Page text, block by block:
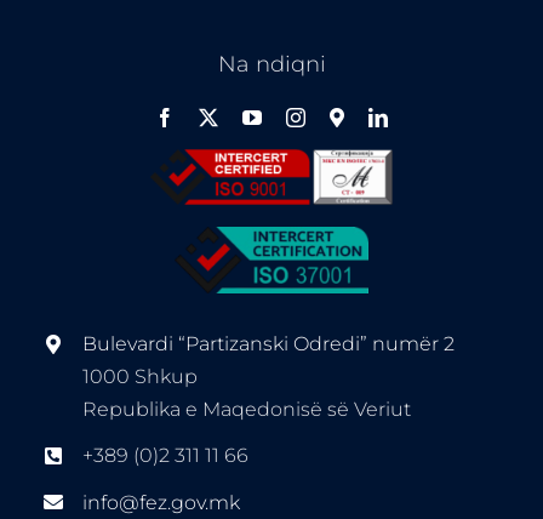
Na ndiqni
Bulevardi “Partizanski Odredi” numër 2
1000 Shkup
Republika e Maqedonisë së Veriut
+389 (0)2 311 11 66
info@fez.gov.mk